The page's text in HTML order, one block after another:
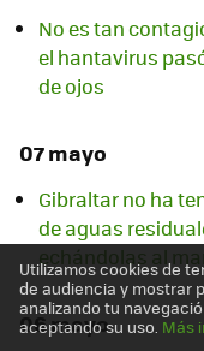
No es tan
el hantavirus
de ojos
07 mayo
Gibraltar no ha
de aguas
echándolas al
06 mayo
Utilizamos cookies de
de audiencia y mostrar
analizando tu
aceptando su uso. Más